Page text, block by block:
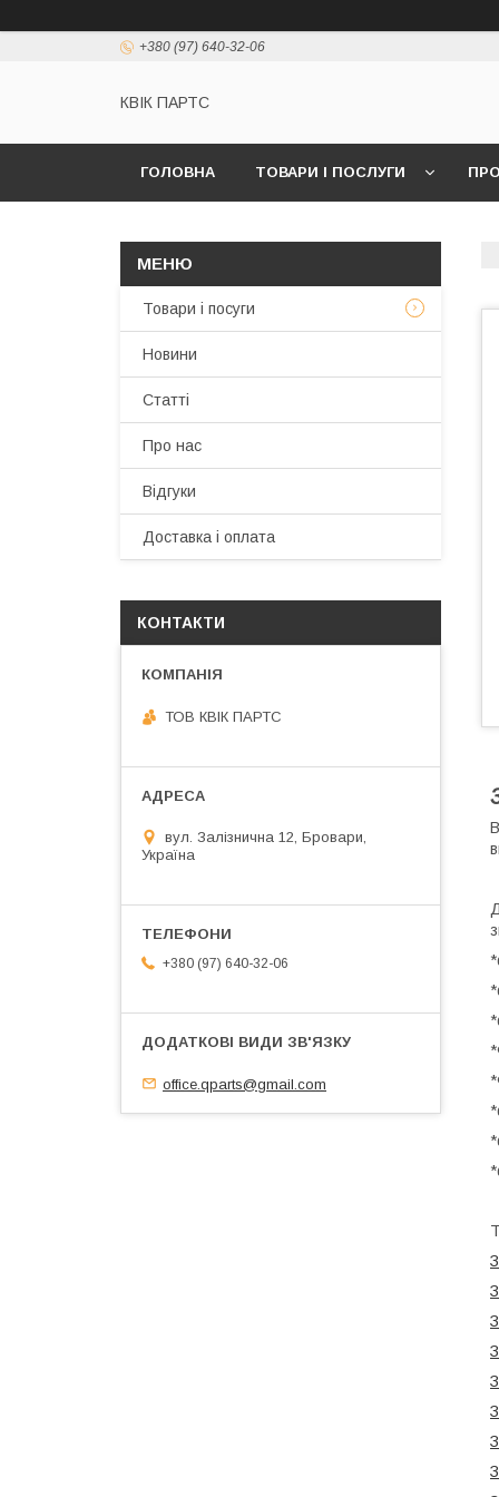
+380 (97) 640-32-06
КВІК ПАРТС
ГОЛОВНА ТОВАРИ І ПОСЛУГИ
Товари і посуги
Новини
Статті
Про нас
Відгуки
Доставка і оплата
КОНТАКТИ
ТОВ КВІК ПАРТС
вул. Залізнична 12, Бровари,
Україна
+380 (97) 640-32-06
office.qparts@gmail.com